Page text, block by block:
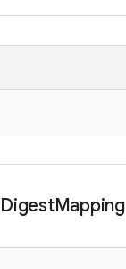
DigestMapping